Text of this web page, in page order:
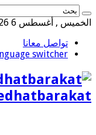
الخميس , أغسطس 6 2026
تواصل معانا
switcher